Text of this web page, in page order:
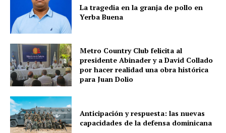
La tragedia en la granja de pollo en
Yerba Buena
Metro Country Club felicita al
presidente Abinader y a David Collado
por hacer realidad una obra histórica
para Juan Dolio
Anticipación y respuesta: las nuevas
capacidades de la defensa dominicana